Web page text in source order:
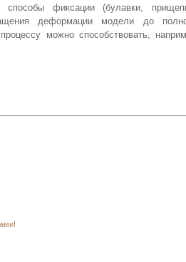
способы фиксации (булавки,
деформации модели до
можно способствовать,